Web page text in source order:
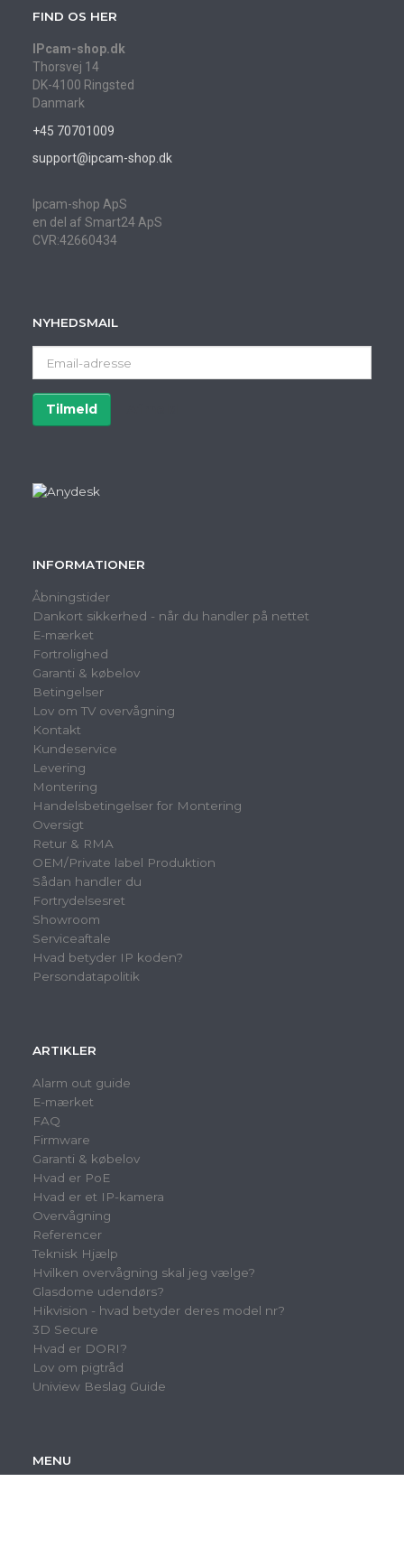
FIND OS HER
IPcam-shop.dk
Thorsvej 14
DK-4100 Ringsted
Danmark
+45 70701009
support@ipcam-shop.dk
Ipcam-shop ApS
en del af Smart24 ApS
CVR:42660434
NYHEDSMAIL
adresse
Tilmeld
INFORMATIONER
Åbningstider
Dankort sikkerhed - når du handler på nettet
E-mærket
Fortrolighed
Garanti & købelov
Betingelser
Lov om TV overvågning
Kontakt
Kundeservice
Levering
Montering
Handelsbetingelser for Montering
Oversigt
Retur & RMA
OEM/Private label Produktion
Sådan handler du
Fortrydelsesret
Showroom
Serviceaftale
Hvad betyder IP koden?
Persondatapolitik
ARTIKLER
Alarm out guide
E-mærket
FAQ
Firmware
Garanti & købelov
Hvad er PoE
Hvad er et IP-kamera
Overvågning
Referencer
Teknisk Hjælp
Hvilken overvågning skal jeg vælge?
Glasdome udendørs?
Hikvision - hvad betyder deres model nr?
3D Secure
Hvad er DORI?
Lov om pigtråd
Uniview Beslag Guide
MENU